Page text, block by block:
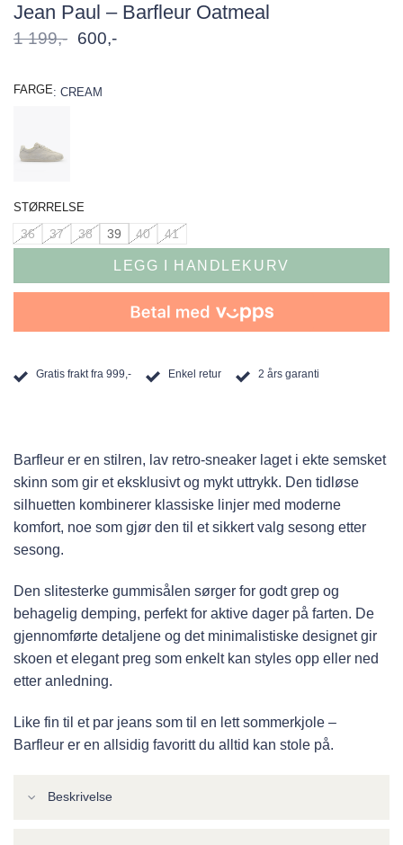
Jean Paul – Barfleur Oatmeal
1 199,- Opprinnelig
1
600,-Nåværende
FARGE: CREAM
STØRRELSE
36 37 38 39 40 41
LEGG I HANDLEKURV
Gratis frakt fra 999,- Enkel retur 2 års garanti
Barfleur er en stilren, lav retro-sneaker laget i ekte semsket
skinn som gir et eksklusivt og mykt uttrykk. Den tidløse
silhuetten kombinerer klassiske linjer med moderne
komfort, noe som gjør den til et sikkert valg sesong etter
sesong.
Den slitesterke gummisålen sørger for godt grep og
behagelig demping, perfekt for aktive dager på farten. De
gjennomførte detaljene og det minimalistiske designet gir
skoen et elegant preg som enkelt kan styles opp eller ned
etter anledning.
Like fin til et par jeans som til en lett sommerkjole –
Barfleur er en allsidig favoritt du alltid kan stole på.
Beskrivelse